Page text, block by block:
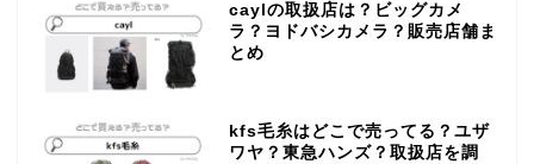
caylの取扱店は？ビッグカメ
ラ？ヨドバシカメラ？販売店舗ま
とめ
kfs毛糸はどこで売ってる？ユザ
ワヤ？東急ハンズ？取扱店を調